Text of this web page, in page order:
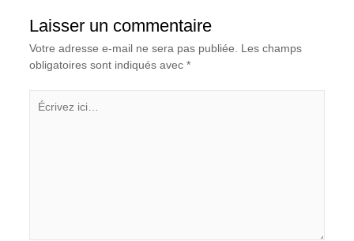
Laisser un commentaire
Votre adresse e-mail ne sera pas publiée. Les champs
obligatoires sont indiqués avec *
ici…